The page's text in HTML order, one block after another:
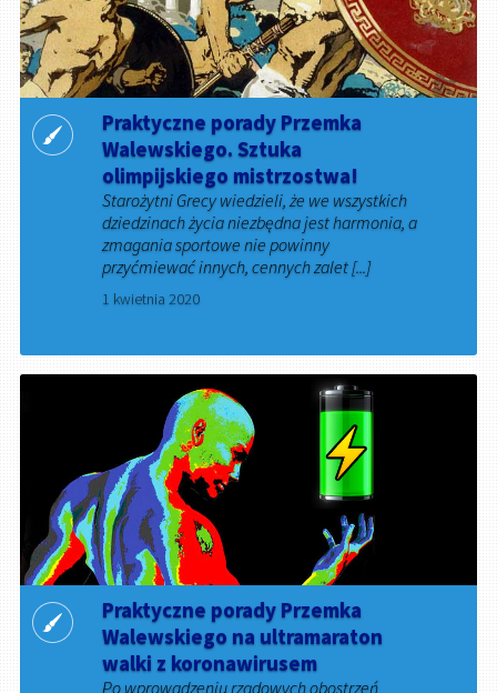
Praktyczne porady Przemka
Walewskiego. Sztuka
olimpijskiego mistrzostwa!
Starożytni Grecy wiedzieli, że we wszystkich
dziedzinach życia niezbędna jest harmonia, a
zmagania sportowe nie powinny
przyćmiewać innych, cennych zalet [...]
1 kwietnia 2020
Praktyczne porady Przemka
Walewskiego na ultramaraton
walki z koronawirusem
Po wprowadzeniu rządowych obostrzeń